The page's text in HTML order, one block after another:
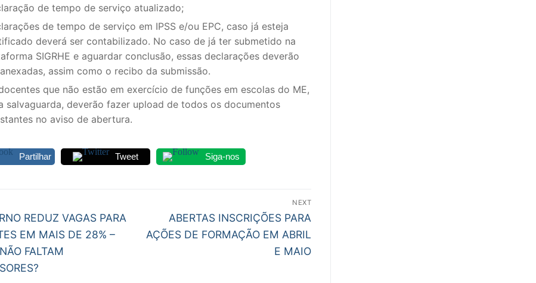
de tempo de serviço atualizado;
de tempo de serviço em IPSS e/ou EPC, caso já esteja
deverá ser contabilizado. No caso de já ter submetido na
SIGRHE e aguardar conclusão, essas declarações deverão
assim como o recibo da submissão.
que não estão em exercício de funções em escolas do ME,
salvaguarda, deverão fazer upload de todos os documentos
no aviso de abertura.
Partilhar Tweet Siga-nos
REDUZ VAGAS PARA
EM MAIS DE 28% –
FALTAM
NEXT
Next
post:
ABERTAS INSCRIÇÕES PARA
AÇÕES DE FORMAÇÃO EM ABRIL
E MAIO